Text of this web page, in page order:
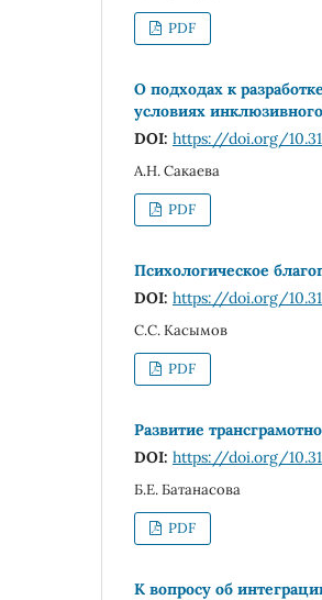
PDF
О подходах к
условиях
DOI: https://doi.org/
А.Н. Сакаева
PDF
Психологическое
DOI: https://doi.org/
С.С. Касымов
PDF
Развитие
DOI: https://doi.org/
Б.Е. Батанасова
PDF
К вопросу об